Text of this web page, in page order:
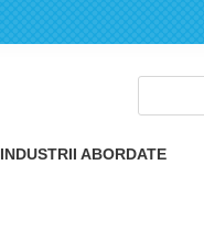
INDUSTRII ABORDATE